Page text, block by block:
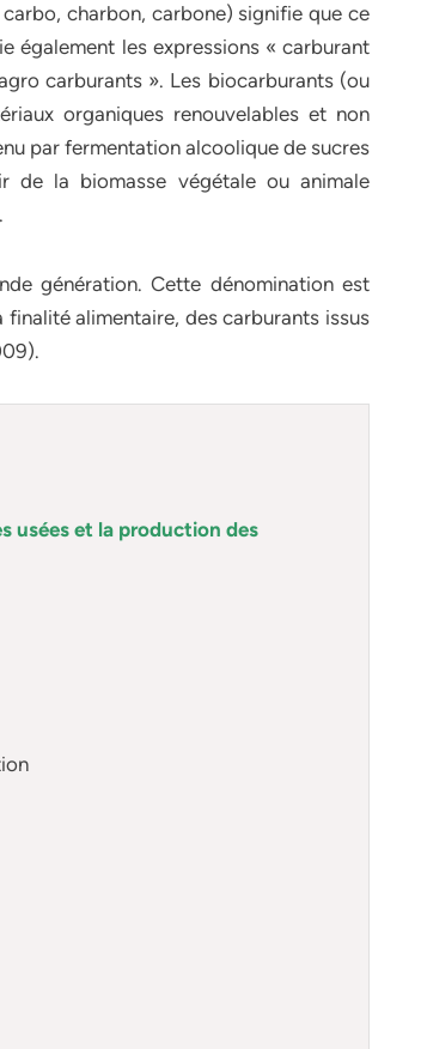
charbon, carbone) signifie que ce
également les expressions « carburant
carburants ». Les biocarburants (ou
organiques renouvelables et non
par fermentation alcoolique de sucres
de la biomasse végétale ou animale
génération. Cette dénomination est
alimentaire, des carburants issus
usées et la production des